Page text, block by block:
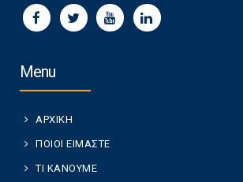
Menu
ΑΡΧΙΚΗ
ΠΟΙΟΙ ΕΙΜΑΣΤΕ
ΤΙ ΚΑΝΟΥΜΕ